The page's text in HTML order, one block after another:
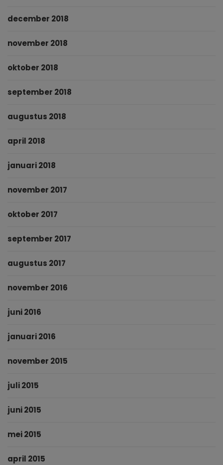
december 2018
november 2018
oktober 2018
september 2018
augustus 2018
april 2018
januari 2018
november 2017
oktober 2017
september 2017
augustus 2017
november 2016
juni 2016
januari 2016
november 2015
juli 2015
juni 2015
mei 2015
april 2015